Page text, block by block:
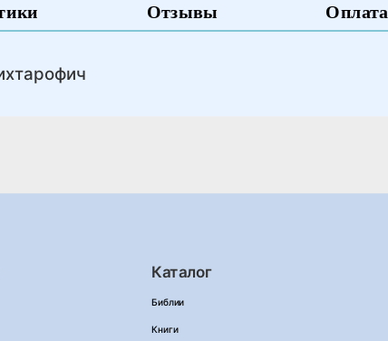
Отзывы Оплата
Каталог
Библии
Книги